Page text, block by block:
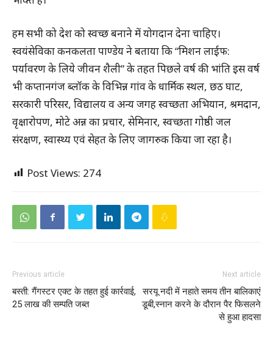
हम सभी को देश को स्वच्छ बनाने में योगदान देना चाहिए।
स्वयंसेविका कनकलता पाण्डेय ने बताया कि “मिशन लाईफ:
पर्यावरण के लिये जीवन शैली” के तहत पिछले वर्ष की भांति इस वर्ष
भी कप्तानगंज ब्लॉक के विभिन्न गांव के धार्मिक स्थल, छठ घाट,
सरकारी परिसर, विद्यालय व अन्य जगह स्वच्छता अभियान, श्रमदान,
वृक्षारोपण, मोटे अन्न का प्रचार, सेमिनार, स्वच्छता गोष्ठी जल
संरक्षण, स्वास्थ्य एवं सेहत के लिए जागरुक किया जा रहा है।
Post Views: 274
Previous article
बस्ती: गैंगस्टर एक्ट के तहत हुई कार्रवाई,
25 लाख की सम्पति जब्त
Next article
सरयू नदी में नहाते समय तीन बालिकाएं
डूबी,स्‍नान करने के दौरान पैर फिसलने
से हुआ हादसा